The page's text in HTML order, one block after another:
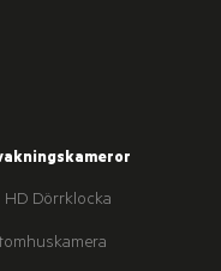
HD Dörrklocka